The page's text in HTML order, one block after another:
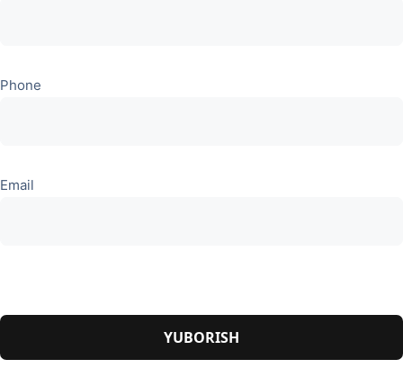
Phone
Email
leave